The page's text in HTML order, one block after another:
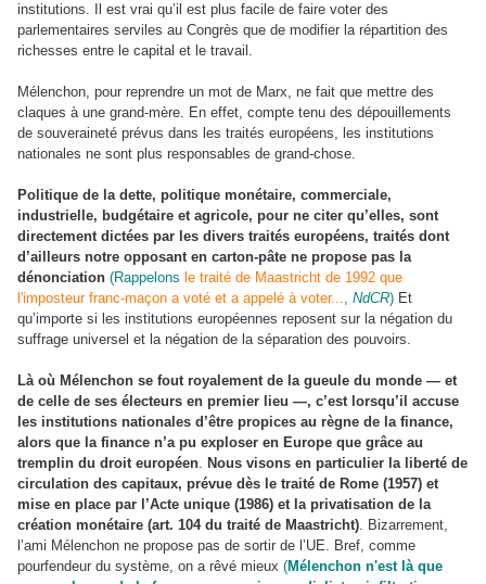
institutions. Il est vrai qu’il est plus facile de faire voter des
parlementaires serviles au Congrès que de modifier la répartition des
richesses entre le capital et le travail.
Mélenchon, pour reprendre un mot de Marx, ne fait que mettre des
claques à une grand-mère. En effet, compte tenu des dépouillements
de souveraineté prévus dans les traités européens, les institutions
nationales ne sont plus responsables de grand-chose.
Politique de la dette, politique monétaire, commerciale,
industrielle, budgétaire et agricole, pour ne citer qu’elles, sont
directement dictées par les divers traités européens, traités dont
d’ailleurs notre opposant en carton-pâte ne propose pas la
dénonciation (Rappelons le traité de Maastricht de 1992 que
l'imposteur franc-maçon a voté et a appelé à voter..., NdCR) Et
qu’importe si les institutions européennes reposent sur la négation du
suffrage universel et la négation de la séparation des pouvoirs.
Là où Mélenchon se fout royalement de la gueule du monde — et
de celle de ses électeurs en premier lieu —, c’est lorsqu’il accuse
les institutions nationales d’être propices au règne de la finance,
alors que la finance n’a pu exploser en Europe que grâce au
tremplin du droit européen. Nous visons en particulier la liberté de
circulation des capitaux, prévue dès le traité de Rome (1957) et
mise en place par l’Acte unique (1986) et la privatisation de la
création monétaire (art. 104 du traité de Maastricht). Bizarrement,
l’ami Mélenchon ne propose pas de sortir de l’UE. Bref, comme
pourfendeur du système, on a rêvé mieux (Mélenchon n'est là que